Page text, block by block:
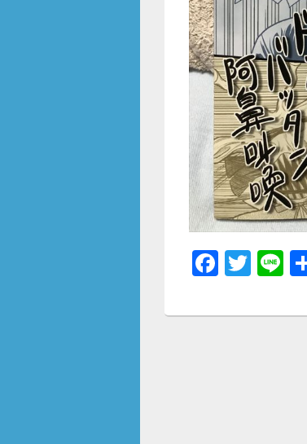
F
c
T
tt
Li
e